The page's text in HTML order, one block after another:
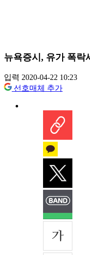
뉴욕증시, 유가 폭락
입력 2020-04-22 10:23
선호매체 추가